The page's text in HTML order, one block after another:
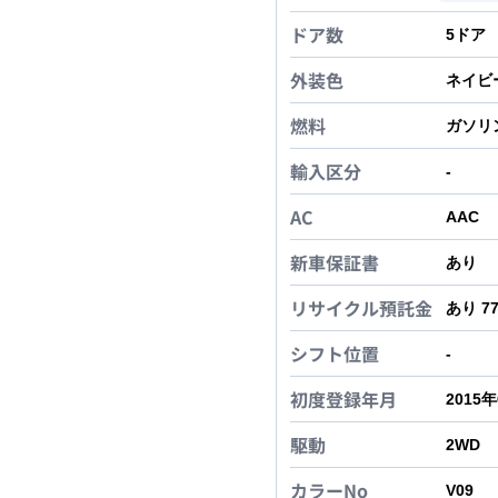
ドア数 5 ドア
外装色 ネイビ
燃料 ガソリ
輸入区分 -
AC AAC
新車保証書 あり
リサイクル預託金 あり
シフト位置 -
初度登録年月 2015年
駆動 2WD
カラーNo V09